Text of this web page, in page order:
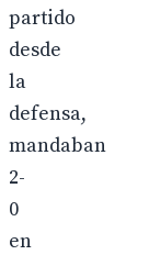
partido
desde
la
defensa,
mandaban
2-
0
en